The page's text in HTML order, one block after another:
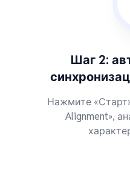
Шаг 2:
Нажмите
Alignment»,